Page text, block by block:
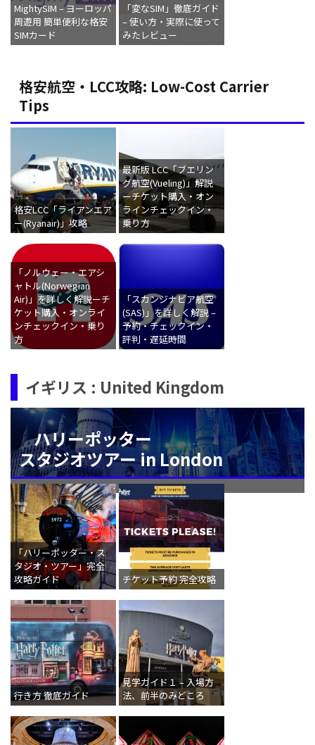
MightySIM – ヨーロッパ
周遊用 簡単便利な格安
SIMカード
「変なSIM」徹底ガイド
– 使い方・実際に使って
みたレビュー
格安航空・LCC攻略: Low-Cost Carrier
Tips
格安LCC「ライアンエア
ー(Ryanair)」攻略
最新版 LCC「ブエリン
グ航空(Vueling)」解説
ーチケット購入・オン
ラインチェックイン・
乗り方
「ノルウェー・エアシ
ャトル(Norwegian
Air)」を詳しく解説ーチ
ケット購入・オンライ
ンチェックイン・乗り
方
「スカンジナビア航空
(SAS)」を詳しく解説 –
予約・チェックイン・
評判・遅延時間
イギリス : United Kingdom
ハリーポッター
スタジオツアー in London
「ハリーポッター・ス
タジオ・ツアー」完全
攻略ガイド
チケット予約 完全攻略
行き方 徹底ガイド
見学ガイド１ – 入場方
法、前半のみどころ